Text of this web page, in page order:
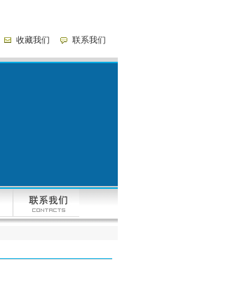
收藏我们 联系我们